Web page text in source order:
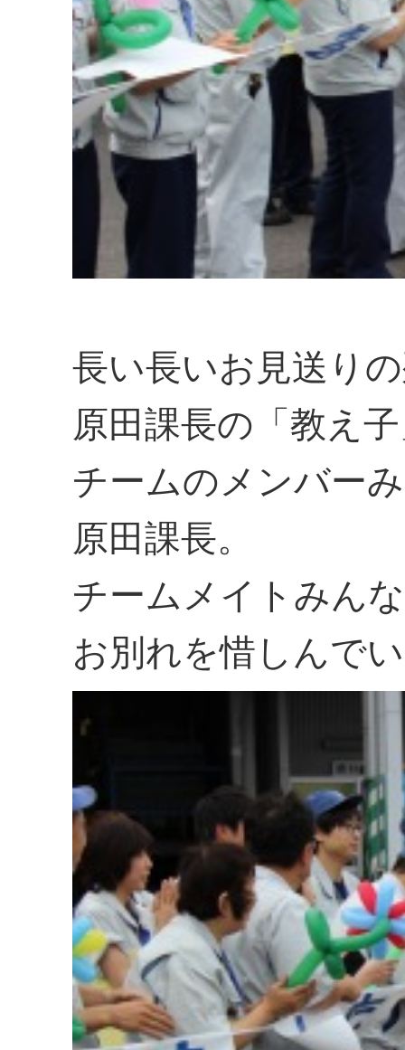
長い長いお見送り
原田課長の「教え
チームのメンバー
原田課長。
チームメイトみん
お別れを惜しんで